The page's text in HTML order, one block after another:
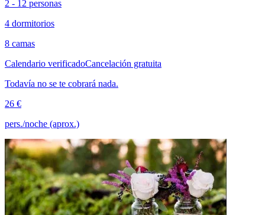
2 - 12 personas
4 dormitorios
8 camas
Calendario verificadoCancelación gratuita
Todavía no se te cobrará nada.
26 €
pers./noche (aprox.)